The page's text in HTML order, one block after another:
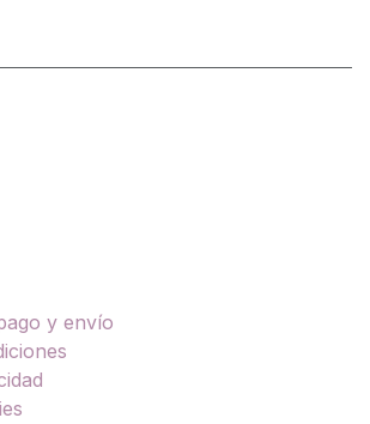
y envío